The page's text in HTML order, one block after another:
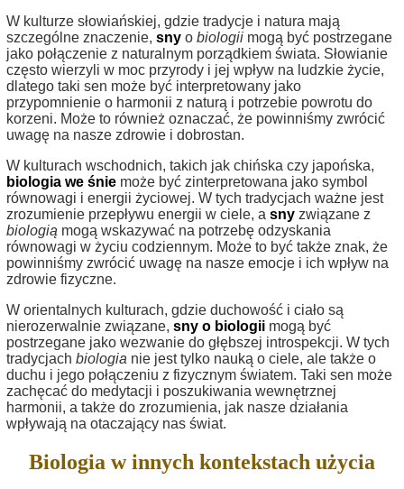
W kulturze słowiańskiej, gdzie tradycje i natura mają
szczególne znaczenie, sny o biologii mogą być postrzegane
jako połączenie z naturalnym porządkiem świata. Słowianie
często wierzyli w moc przyrody i jej wpływ na ludzkie życie,
dlatego taki sen może być interpretowany jako
przypomnienie o harmonii z naturą i potrzebie powrotu do
korzeni. Może to również oznaczać, że powinniśmy zwrócić
uwagę na nasze zdrowie i dobrostan.
W kulturach wschodnich, takich jak chińska czy japońska,
biologia we śnie może być zinterpretowana jako symbol
równowagi i energii życiowej. W tych tradycjach ważne jest
zrozumienie przepływu energii w ciele, a sny związane z
biologią mogą wskazywać na potrzebę odzyskania
równowagi w życiu codziennym. Może to być także znak, że
powinniśmy zwrócić uwagę na nasze emocje i ich wpływ na
zdrowie fizyczne.
W orientalnych kulturach, gdzie duchowość i ciało są
nierozerwalnie związane, sny o biologii mogą być
postrzegane jako wezwanie do głębszej introspekcji. W tych
tradycjach biologia nie jest tylko nauką o ciele, ale także o
duchu i jego połączeniu z fizycznym światem. Taki sen może
zachęcać do medytacji i poszukiwania wewnętrznej
harmonii, a także do zrozumienia, jak nasze działania
wpływają na otaczający nas świat.
Biologia w innych kontekstach użycia